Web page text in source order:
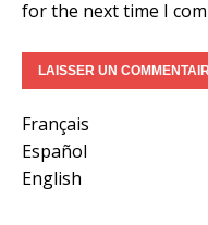
for the next time I
Français
Español
English